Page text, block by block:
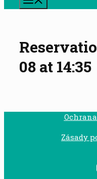
08 at 14:35
Zásady